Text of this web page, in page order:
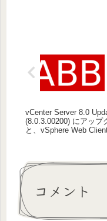
vCenter Server 8.0
(8.0.3.00200) にアップ
と、vSphere Web
コメント